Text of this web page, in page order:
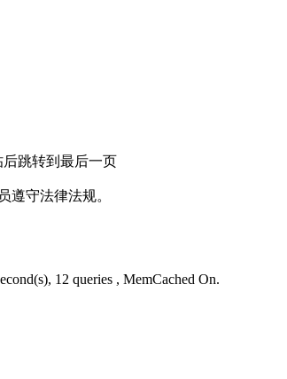
后跳转到最后一页
遵守法律法规。
12 queries , MemCached On.